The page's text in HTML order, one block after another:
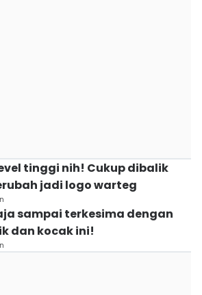
tinggi nih! Cukup dibalik
jadi logo warteg
sampai terkesima dengan
dan kocak ini!